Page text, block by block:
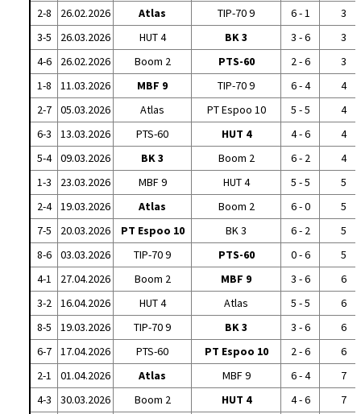
2-8
26.02.2026 Atlas TIP-70 9 6 - 1
3
3-5
26.03.2026 HUT 4 BK 3 3 - 6
3
4-6
26.02.2026 Boom 2 PTS-60 2 - 6
3
1-8
11.03.2026 MBF 9 TIP-70 9 6 - 4
4
2-7
05.03.2026 Atlas PT Espoo 10 5 - 5
4
6-3
13.03.2026 PTS-60 HUT 4 4 - 6
4
5-4
09.03.2026 BK 3 Boom 2 6 - 2
4
1-3
23.03.2026 MBF 9 HUT 4 5 - 5
5
2-4
19.03.2026 Atlas Boom 2 6 - 0
5
7-5
20.03.2026 PT Espoo 10 BK 3 6 - 2
5
8-6
03.03.2026 TIP-70 9 PTS-60 0 - 6
5
4-1
27.04.2026 Boom 2 MBF 9 3 - 6
6
3-2
16.04.2026 HUT 4 Atlas 5 - 5
6
8-5
19.03.2026 TIP-70 9 BK 3 3 - 6
6
6-7
17.04.2026 PTS-60 PT Espoo 10 2 - 6
6
2-1
01.04.2026 Atlas MBF 9 6 - 4
7
4-3
30.03.2026 Boom 2 HUT 4 4 - 6
7